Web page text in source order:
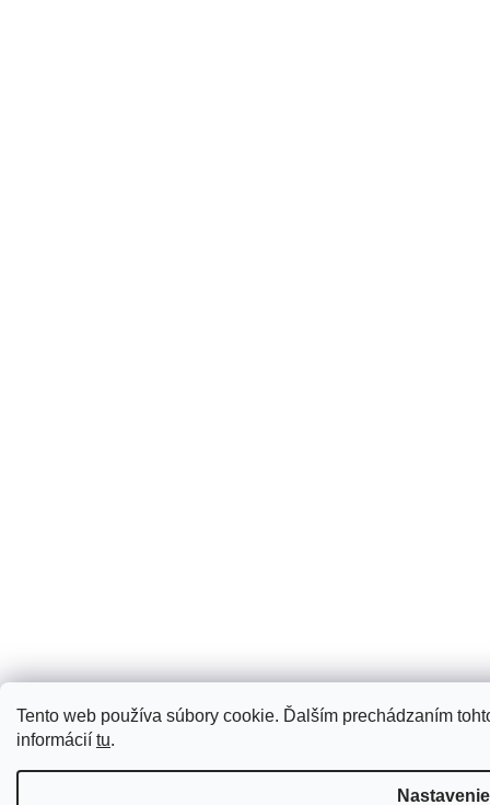
Tento web používa súbory cookie. Ďalším prechádzaním
informácií tu.
Nastavenie